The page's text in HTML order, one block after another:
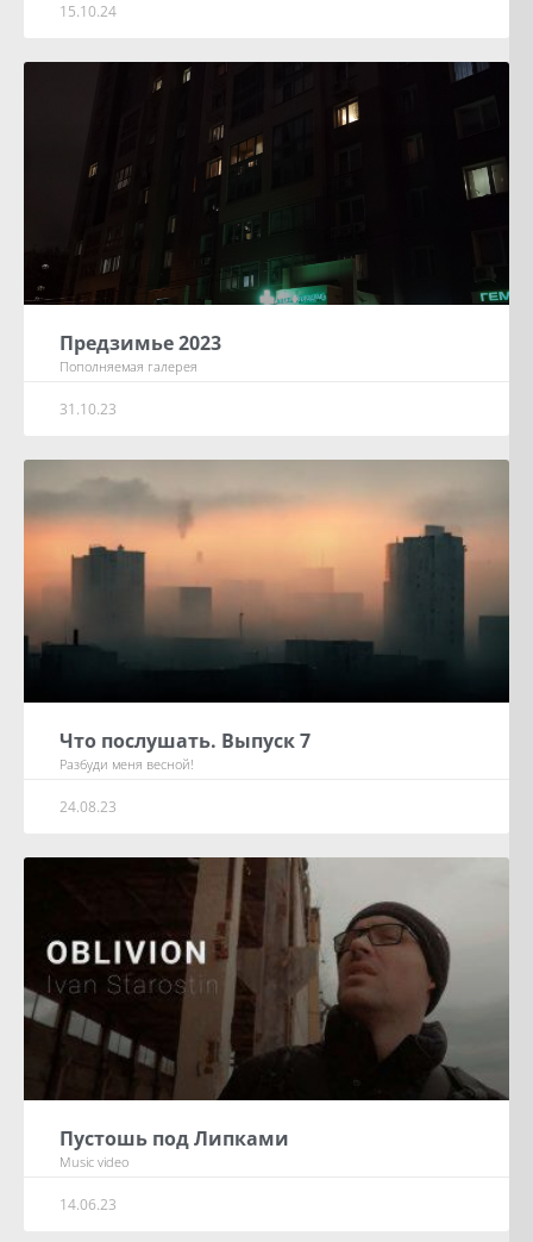
15.10.24
Предзимье 2023
Пополняемая галерея
31.10.23
Что послушать. Выпуск 7
Разбуди меня весной!
24.08.23
Пустошь под Липками
Music video
14.06.23